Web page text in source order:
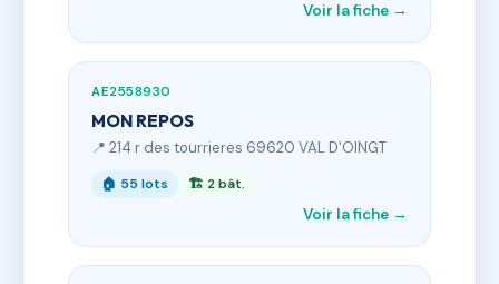
Voir la fiche →
AE2558930
MON REPOS
📍 214 r des tourrieres 69620 VAL D'OINGT
🏠 55 lots 🏗 2 bât.
Voir la fiche →